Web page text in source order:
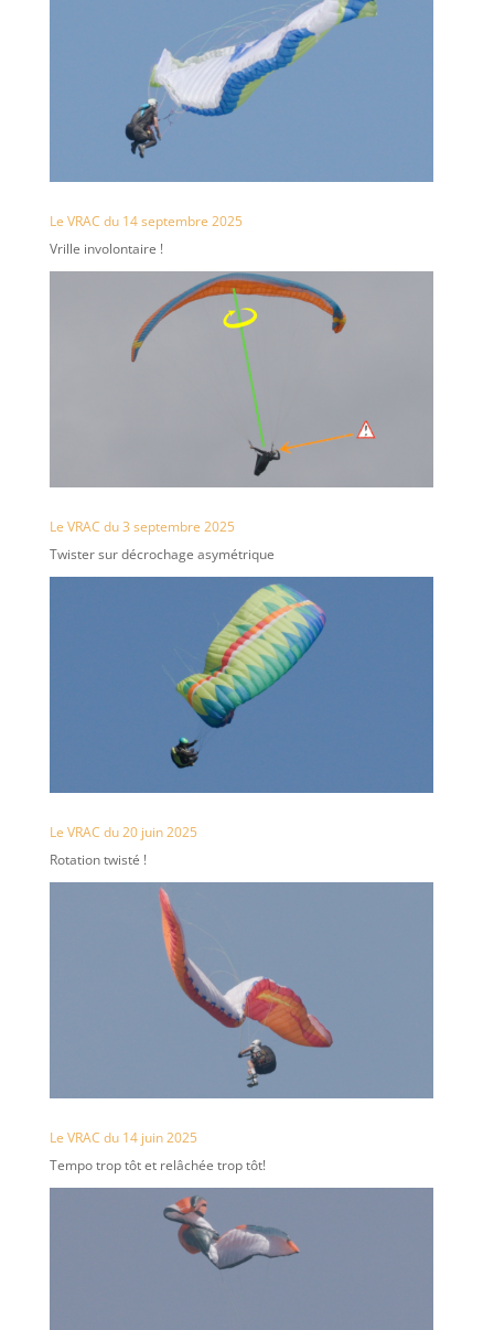
Le VRAC du 14 septembre 2025
Vrille involontaire !
Le VRAC du 3 septembre 2025
Twister sur décrochage asymétrique
Le VRAC du 20 juin 2025
Rotation twisté !
Le VRAC du 14 juin 2025
Tempo trop tôt et relâchée trop tôt!